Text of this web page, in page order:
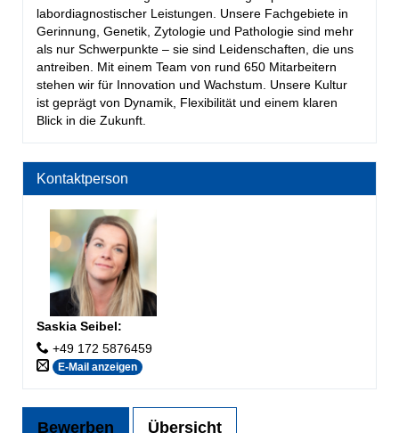
labordiagnostischer Leistungen. Unsere Fachgebiete in
Gerinnung, Genetik, Zytologie und Pathologie sind mehr
als nur Schwerpunkte – sie sind Leidenschaften, die uns
antreiben. Mit einem Team von rund 650 Mitarbeitern
stehen wir für Innovation und Wachstum. Unsere Kultur
ist geprägt von Dynamik, Flexibilität und einem klaren
Blick in die Zukunft.
Kontaktperson
Saskia Seibel:
+49 172 5876459
E-Mail anzeigen
Bewerben Übersicht